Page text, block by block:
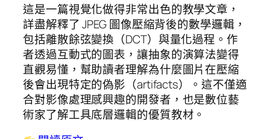
這是一篇視覺化做得非常出色的教學文章，
詳盡解釋了 JPEG 圖像壓縮背後的數學邏輯，
包括離散餘弦變換（DCT）與量化過程。作
者透過互動式的圖表，讓抽象的演算法變得
直觀易懂，幫助讀者理解為什麼圖片在壓縮
後會出現特定的偽影（artifacts）。這不僅適
合對影像處理感興趣的開發者，也是數位藝
術家了解工具底層邏輯的優質教材。